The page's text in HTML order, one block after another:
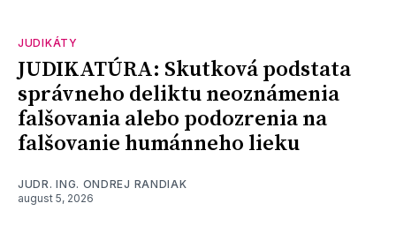
JUDIKÁTY
JUDIKATÚRA: Skutková podstata
správneho deliktu neoznámenia
falšovania alebo podozrenia na
falšovanie humánneho lieku
JUDR. ING. ONDREJ RANDIAK
august 5, 2026